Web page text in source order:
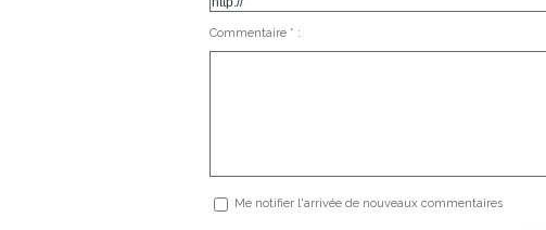
Commentaire * :
Me notifier l'arrivée de nouveaux commentaires